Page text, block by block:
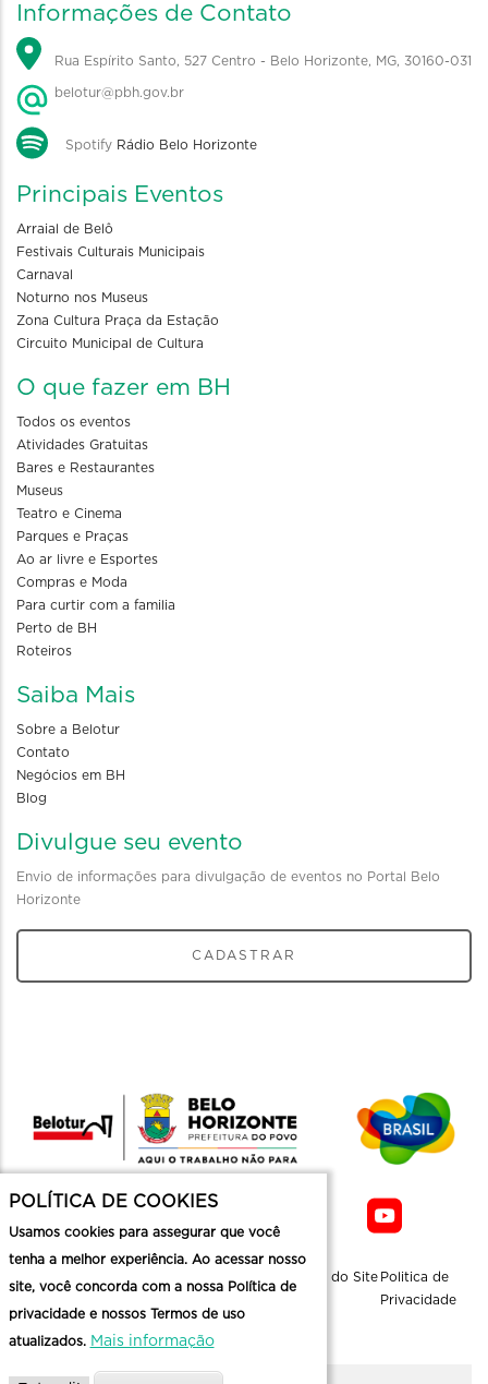
Informações de Contato
Rua Espírito Santo, 527 Centro - Belo Horizonte, MG, 30160-031
belotur@pbh.gov.br
Spotify Rádio Belo Horizonte
Principais Eventos
Arraial de Belô
Festivais Culturais Municipais
Carnaval
Noturno nos Museus
Zona Cultura Praça da Estação
Circuito Municipal de Cultura
O que fazer em BH
Todos os eventos
Atividades Gratuitas
Bares e Restaurantes
Museus
Teatro e Cinema
Parques e Praças
Ao ar livre e Esportes
Compras e Moda
Para curtir com a familia
Perto de BH
Roteiros
Saiba Mais
Sobre a Belotur
Contato
Negócios em BH
Blog
Divulgue seu evento
Envio de informações para divulgação de eventos no Portal Belo
Horizonte
CADASTRAR
Mapa do Site Politica de
Privacidade
POLÍTICA DE COOKIES
Usamos cookies para assegurar que você
tenha a melhor experiência. Ao acessar nosso
site, você concorda com a nossa Política de
privacidade e nossos Termos de uso
atualizados. Mais informação